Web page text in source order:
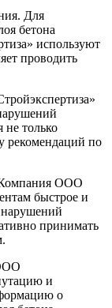
Для
бетона
используют
проводить
не только
рекомендаций по
Компания ООО
быстрое и
нарушений
принимать
и
о